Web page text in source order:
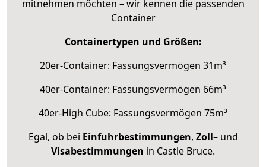
mitnehmen möchten – wir kennen die passenden
Container
Containertypen und Größen:
20er-Container: Fassungsvermögen 31m³
40er-Container: Fassungsvermögen 66m³
40er-High Cube: Fassungsvermögen 75m³
Egal, ob bei Einfuhrbestimmungen, Zoll– und
Visabestimmungen in Castle Bruce.